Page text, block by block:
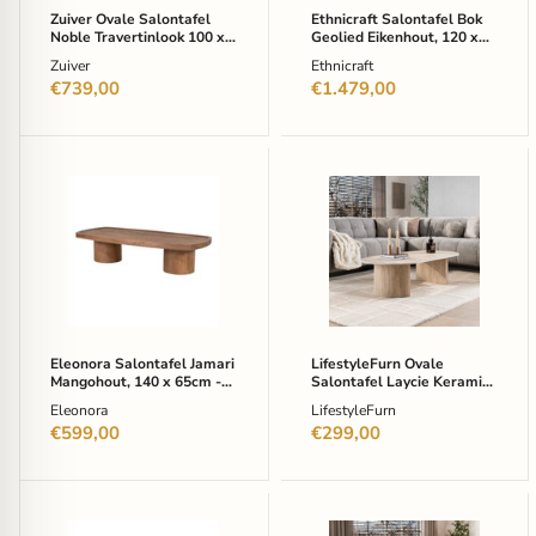
-
Beige
Zuiver Ovale Salontafel
Noble Travertinlook 100 x
Zuiver
€739,00
Naturel
Ethnicraft Salontafel Bok
Geolied Eikenhout, 120 x
Ethnicraft
€1.479,00
Jamari
Mangohout,
-
Ovaal
Eleonora Salontafel Jamari
Mangohout, 140 x 65cm -
Eleonora
€599,00
LifestyleFurn
Ovale
Salontafel
Laycie
Keramiek
Travertin-
look,
x
70cm
-
Beige
-
LifestyleFurn Ovale
Salontafel Laycie Keramiek
70cm - Beige - Ovaal
LifestyleFurn
€299,00
LifestyleFurn